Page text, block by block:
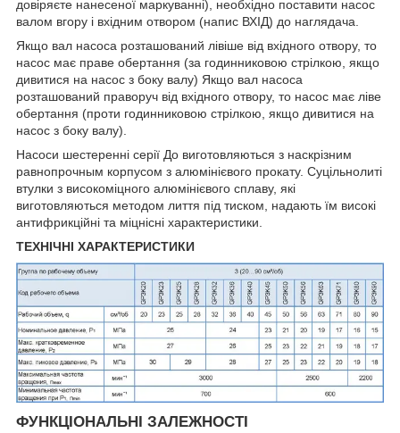
довіряєте нанесеної маркуванні), необхідно поставити насос
валом вгору і вхідним отвором (напис ВХІД) до наглядача.
Якщо вал насоса розташований лівіше від вхідного отвору, то
насос має праве обертання (за годинниковою стрілкою, якщо
дивитися на насос з боку валу) Якщо вал насоса
розташований праворуч від вхідного отвору, то насос має ліве
обертання (проти годинниковою стрілкою, якщо дивитися на
насос з боку валу).
Насоси шестеренні серії До виготовляються з наскрізним
равнопрочным корпусом з алюмінієвого прокату. Суцільнолиті
втулки з високоміцного алюмінієвого сплаву, які
виготовляються методом лиття під тиском, надають їм високі
антифрикційні та міцнісні характеристики.
ТЕХНІЧНІ ХАРАКТЕРИСТИКИ
ФУНКЦІОНАЛЬНІ ЗАЛЕЖНОСТІ